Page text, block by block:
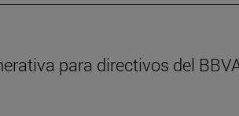
para directivos del